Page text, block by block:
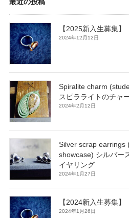
【2025新入生募集】
2024年12月12日
Spiralite charm
スピラライトのチャ
2024年2月12日
Silver scrap earrings
showcase) シルバー
イヤリング
2024年1月27日
【2024新入生募集】
2024年1月26日